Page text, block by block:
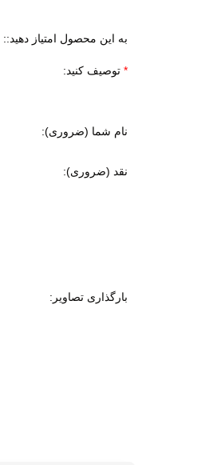
ویژگی های تخصصی
به این محصول امتیاز دهید::
توصیف کنید:
نام شما (ضروری):
نقد (ضروری):
بارگذاری تصاویر: